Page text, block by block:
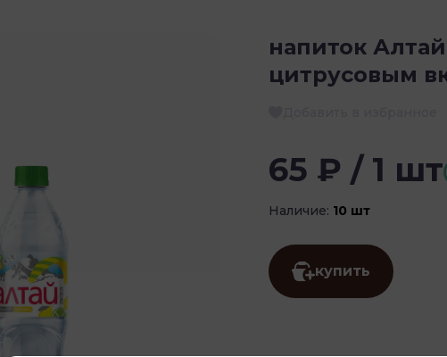
напиток
цитрусовым
65 ₽ / 1 шт
Наличие: 10 шт
купить